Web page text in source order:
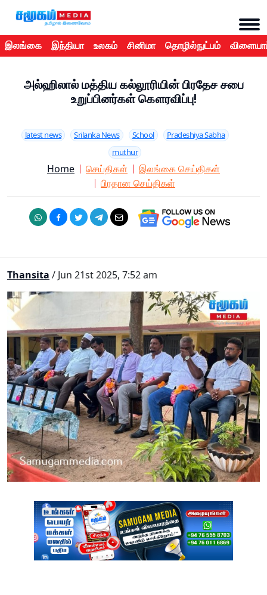
இலங்கை இந்தியா உலகம் சினிமா தொழில்நுட்பம்
அல்ஹிலால் மத்திய கல்லூரியின் பிரதேச சபை
உறுப்பினர்கள் கௌரவிப்பு!
latest news Srilanka News School
Pradeshiya Sabha
muthur
Home செய்திகள்
இலங்கை செய்திகள்
பிரதான செய்திகள்
Thansita / Jun 21st 2025, 7:52 am